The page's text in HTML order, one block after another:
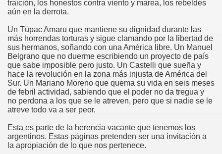
traición, los honestos contra viento y marea, los rebeldes
aún en la derrota.
Un Túpac Amaru que mantiene su dignidad durante las
más horrendas torturas y sigue clamando por la libertad de
sus hermanos, soñando con una América libre. Un Manuel
Belgrano que no duerme escribiendo un proyecto de país
que sabe imposible pero justo. Un Castelli que sueña y
hace la revolución en la zona más injusta de América del
Sur. Un Mariano Moreno que quema su vida en seis meses
de febril actividad, sabiendo que el poder no da tregua y
no perdona a los que se le atreven, pero que si nadie se le
atreve todo va a ser peor.
Esta es parte de la herencia vacante que tenemos los
argentinos. Estas páginas pretenden ser una invitación a
la apropiación de lo que nos pertenece.